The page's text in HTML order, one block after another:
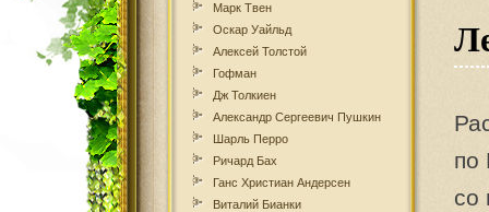
Марк Твен
Оскар Уайльд
Алексей Толстой
Гофман
Дж Толкиен
Александр Сергеевич Пушкин
Шарль Перро
Ричард Бах
Ганс Христиан Андерсен
Виталий Бианки
по
со